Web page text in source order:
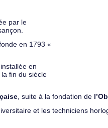
par le
en 1793 «
en
la fin du siècle
, suite à la fondation de
et les techniciens